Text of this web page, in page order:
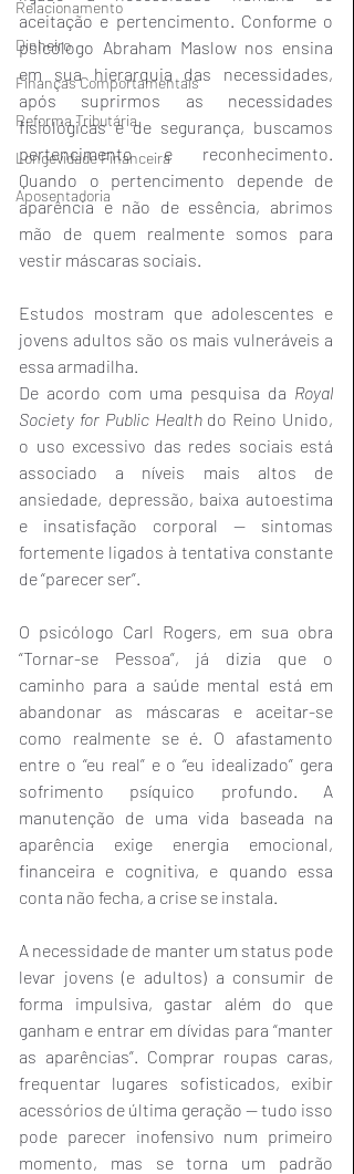
Relacionamento
Dinheiro
Finanças Comportamentais
Reforma Tributária
Longevidade Financeira
Aposentadoria
aceitação e pertencimento. Conforme o
psicólogo Abraham Maslow nos ensina
em sua hierarquia das necessidades,
após suprirmos as necessidades
fisiológicas e de segurança, buscamos
pertencimento e reconhecimento.
Quando o pertencimento depende de
aparência e não de essência, abrimos
mão de quem realmente somos para
vestir máscaras sociais.
Estudos mostram que adolescentes e
jovens adultos são os mais vulneráveis a
essa armadilha.
De acordo com uma pesquisa da Royal
Society for Public Health do Reino Unido,
o uso excessivo das redes sociais está
associado a níveis mais altos de
ansiedade, depressão, baixa autoestima
e insatisfação corporal — sintomas
fortemente ligados à tentativa constante
de “parecer ser”.
O psicólogo Carl Rogers, em sua obra
“Tornar-se Pessoa”, já dizia que o
caminho para a saúde mental está em
abandonar as máscaras e aceitar-se
como realmente se é. O afastamento
entre o “eu real” e o “eu idealizado” gera
sofrimento psíquico profundo. A
manutenção de uma vida baseada na
aparência exige energia emocional,
financeira e cognitiva, e quando essa
conta não fecha, a crise se instala.
A necessidade de manter um status pode
levar jovens (e adultos) a consumir de
forma impulsiva, gastar além do que
ganham e entrar em dívidas para “manter
as aparências”. Comprar roupas caras,
frequentar lugares sofisticados, exibir
acessórios de última geração — tudo isso
pode parecer inofensivo num primeiro
momento, mas se torna um padrão